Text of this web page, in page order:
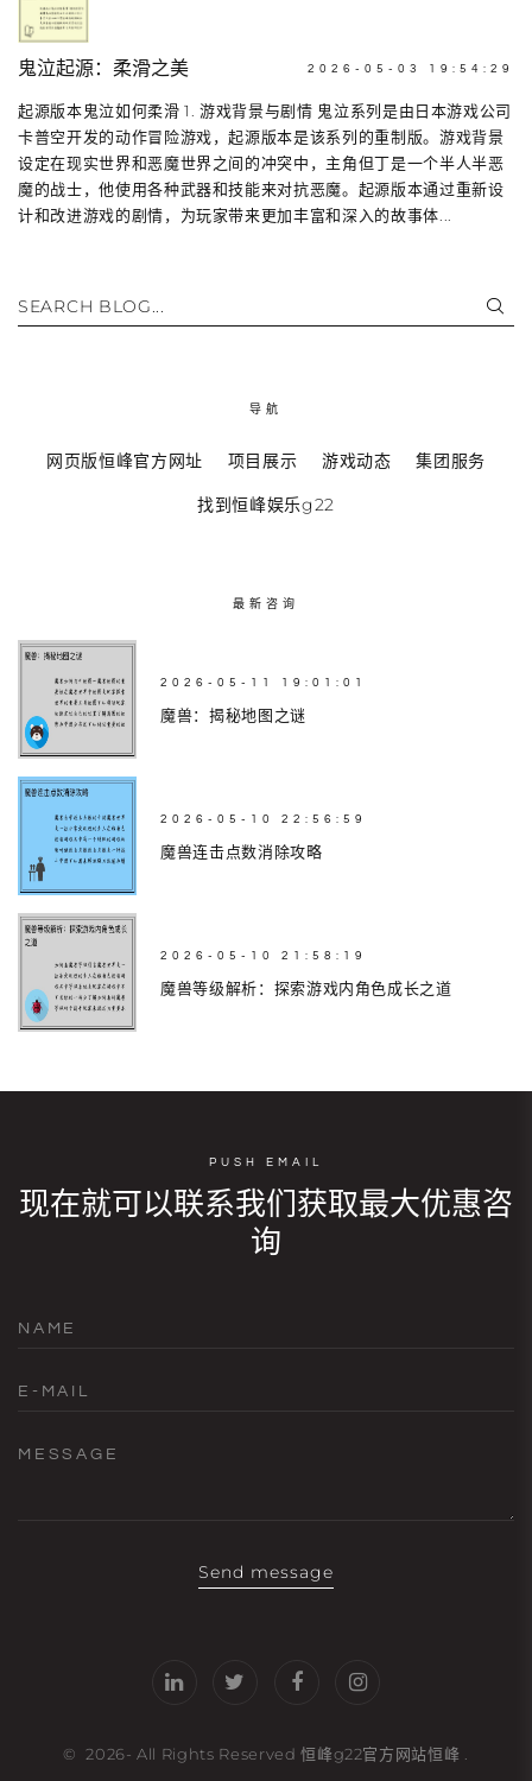
鬼泣起源：柔滑之美 2026-05-03 19:54:29
起源版本鬼泣如何柔滑 1. 游戏背景与剧情 鬼泣系列是由日本游戏公司
卡普空开发的动作冒险游戏，起源版本是该系列的重制版。游戏背景
设定在现实世界和恶魔世界之间的冲突中，主角但丁是一个半人半恶
魔的战士，他使用各种武器和技能来对抗恶魔。起源版本通过重新设
计和改进游戏的剧情，为玩家带来更加丰富和深入的故事体...
SEARCH BLOG...
导航
网页版恒峰官方网址 项目展示 游戏动态 集团服务
找到恒峰娱乐g22
最新咨询
2026-05-11 19:01:01
魔兽：揭秘地图之谜
2026-05-10 22:56:59
魔兽连击点数消除攻略
2026-05-10 21:58:19
魔兽等级解析：探索游戏内角色成长之道
PUSH EMAIL
现在就可以联系我们获取最大优惠咨
询
NAME
E-MAIL
MESSAGE
Send message
© 2026- All Rights Reserved恒峰g22官方网站恒峰